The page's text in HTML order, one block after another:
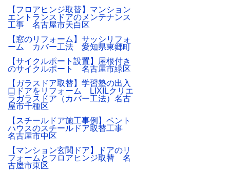
【フロアヒンジ取替】マンション
エントランスドアのメンテナンス
工事 名古屋市天白区
【窓のリフォーム】サッシリフォ
ーム カバー工法 愛知県東郷町
【サイクルポート設置】屋根付き
のサイクルポート 名古屋市緑区
【ガラスドア取替】学習塾の出入
口ドアをリフォーム LIXILクリエ
ラガラスドア（カバー工法）名古
屋市千種区
【スチールドア施工事例】ペント
ハウスのスチールドア取替工事
名古屋市中区
【マンション玄関ドア】ドアのリ
フォームとフロアヒンジ取替 名
古屋市東区